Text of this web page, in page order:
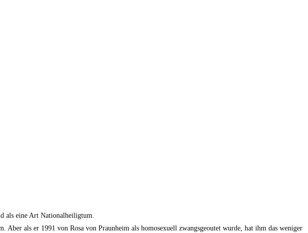
als eine Art Nationalheiligtum.
als er 1991 von Rosa von Praunheim als homosexuell zwangsgeoutet wurde, hat ihm das weniger